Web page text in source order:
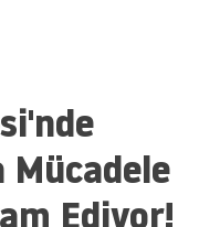
Mücadele
Ediyor!